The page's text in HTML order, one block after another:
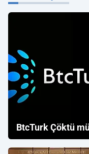
BtcTurk Çöktü